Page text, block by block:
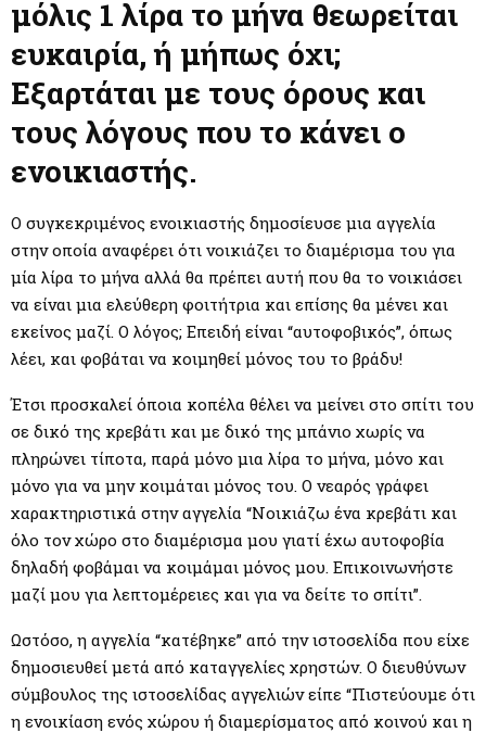
E
N
U
μόλις 1 λίρα το μήνα θεωρείται
ευκαιρία, ή μήπως όχι;
Εξαρτάται με τους όρους και
τους λόγους που το κάνει ο
ενοικιαστής.
Ο συγκεκριμένος ενοικιαστής δημοσίευσε μια αγγελία
στην οποία αναφέρει ότι νοικιάζει το διαμέρισμα του για
μία λίρα το μήνα αλλά θα πρέπει αυτή που θα το νοικιάσει
να είναι μια ελεύθερη φοιτήτρια και επίσης θα μένει και
εκείνος μαζί. Ο λόγος; Επειδή είναι “αυτοφοβικός”, όπως
λέει, και φοβάται να κοιμηθεί μόνος του το βράδυ!
Έτσι προσκαλεί όποια κοπέλα θέλει να μείνει στο σπίτι του
σε δικό της κρεβάτι και με δικό της μπάνιο χωρίς να
πληρώνει τίποτα, παρά μόνο μια λίρα το μήνα, μόνο και
μόνο για να μην κοιμάται μόνος του. Ο νεαρός γράφει
χαρακτηριστικά στην αγγελία “Νοικιάζω ένα κρεβάτι και
όλο τον χώρο στο διαμέρισμα μου γιατί έχω αυτοφοβία
δηλαδή φοβάμαι να κοιμάμαι μόνος μου. Επικοινωνήστε
μαζί μου για λεπτομέρειες και για να δείτε το σπίτι”.
Ωστόσο, η αγγελία “κατέβηκε” από την ιστοσελίδα που είχε
δημοσιευθεί μετά από καταγγελίες χρηστών. Ο διευθύνων
σύμβουλος της ιστοσελίδας αγγελιών είπε “Πιστεύουμε ότι
η ενοικίαση ενός χώρου ή διαμερίσματος από κοινού και η